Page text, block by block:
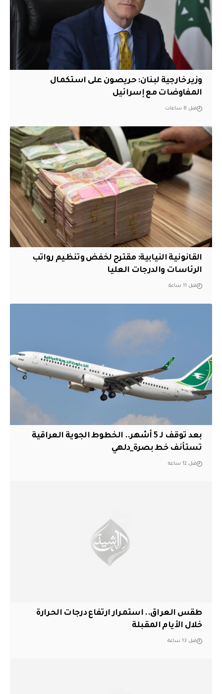
وزير خارجية لبنان: حريصون على استكمال
المفاوضات مع إسرائيل
قبل 8 ساعات
القانونية النيابية: مقترح لخفض وتنظيم رواتب
الرئاسات والدرجات العليا
قبل 11 ساعة
بعد توقف لـ 5 أشهر.. الخطوط الجوية العراقية
تستأنف خط بصرة_دلهي
قبل 12 ساعة
طقس العراق.. استمرار ارتفاع درجات الحرارة
خلال الأيام المقبلة
قبل 13 ساعة